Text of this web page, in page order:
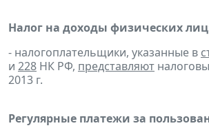
Налог на доходы физических
- налогоплательщики, указанные в
и 228 НК РФ, представляют
2013 г.
Регулярные платежи за